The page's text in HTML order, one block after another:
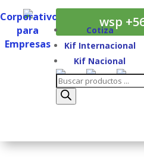
Corporativos
para
Empresas
Corporativos
wsp
Cotiza
Kif Internacional
Kif Nacional
Búsqueda
de
productos